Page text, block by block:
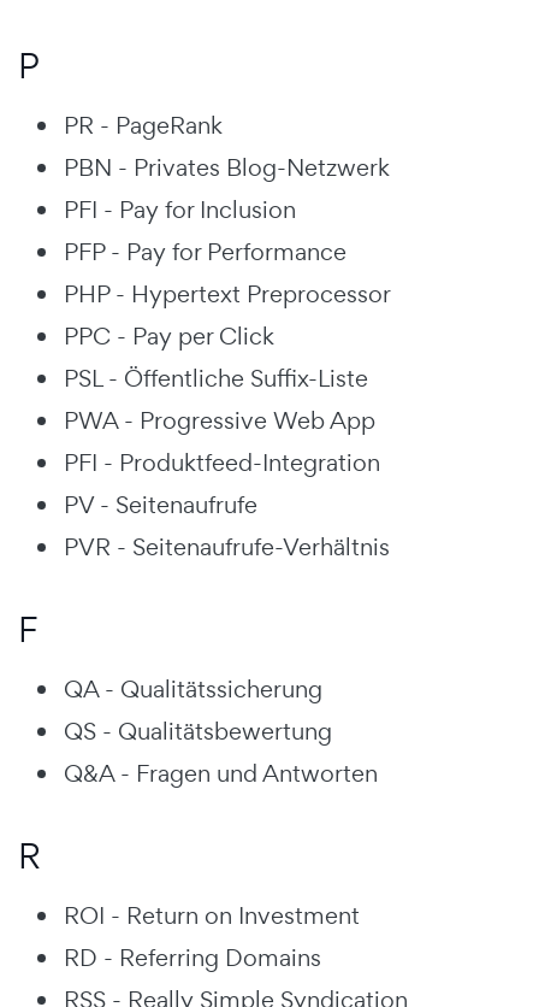
P
PR - PageRank
PBN - Privates Blog-Netzwerk
PFI - Pay for Inclusion
PFP - Pay for Performance
PHP - Hypertext Preprocessor
PPC - Pay per Click
PSL - Öffentliche Suffix-Liste
PWA - Progressive Web App
PFI - Produktfeed-Integration
PV - Seitenaufrufe
PVR - Seitenaufrufe-Verhältnis
F
QA - Qualitätssicherung
QS - Qualitätsbewertung
Q&A - Fragen und Antworten
R
ROI - Return on Investment
RD - Referring Domains
RSS - Really Simple Syndication